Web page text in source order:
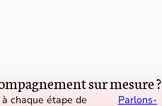
sur mesure ?
chaque étape de Parlons-